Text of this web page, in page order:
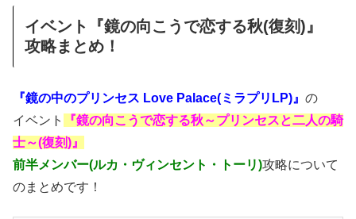
イベント『鏡の向こうで恋する秋(復刻)』
攻略まとめ！
『鏡の中のプリンセス Love Palace(ミラプリLP)』 の
イベント
『鏡の向こうで恋する秋～プリンセスと二人の騎
士～(復刻)』
前半メンバー(ルカ・ヴィンセント・トーリ)攻略について
のまとめです！